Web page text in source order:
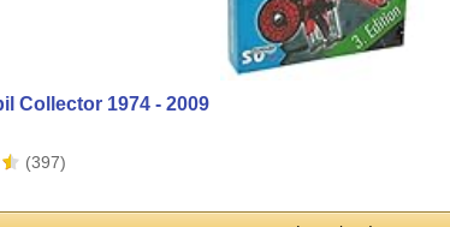
Collector 1974 - 2009
(397)